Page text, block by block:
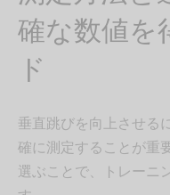
確な数値を
ド
垂直跳びを向上させる
確に測定することが重
選ぶことで、トレーニ